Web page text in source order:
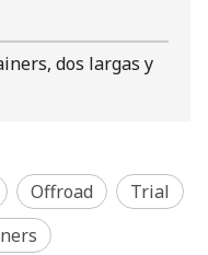
dos largas y
Offroad
Trial